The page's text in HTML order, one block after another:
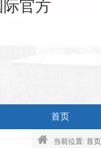
际官方
首页
当前位置: 首页